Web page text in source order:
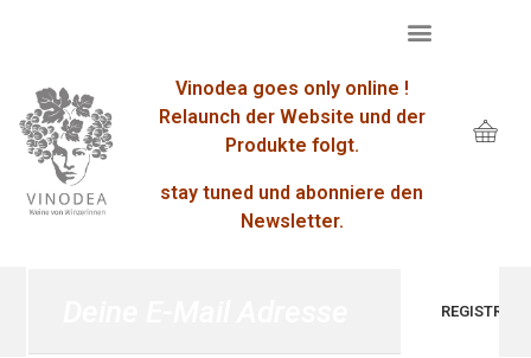
Vinodea goes only online !
Relaunch der Website und der
Produkte folgt.
stay tuned und abonniere den
Newsletter.